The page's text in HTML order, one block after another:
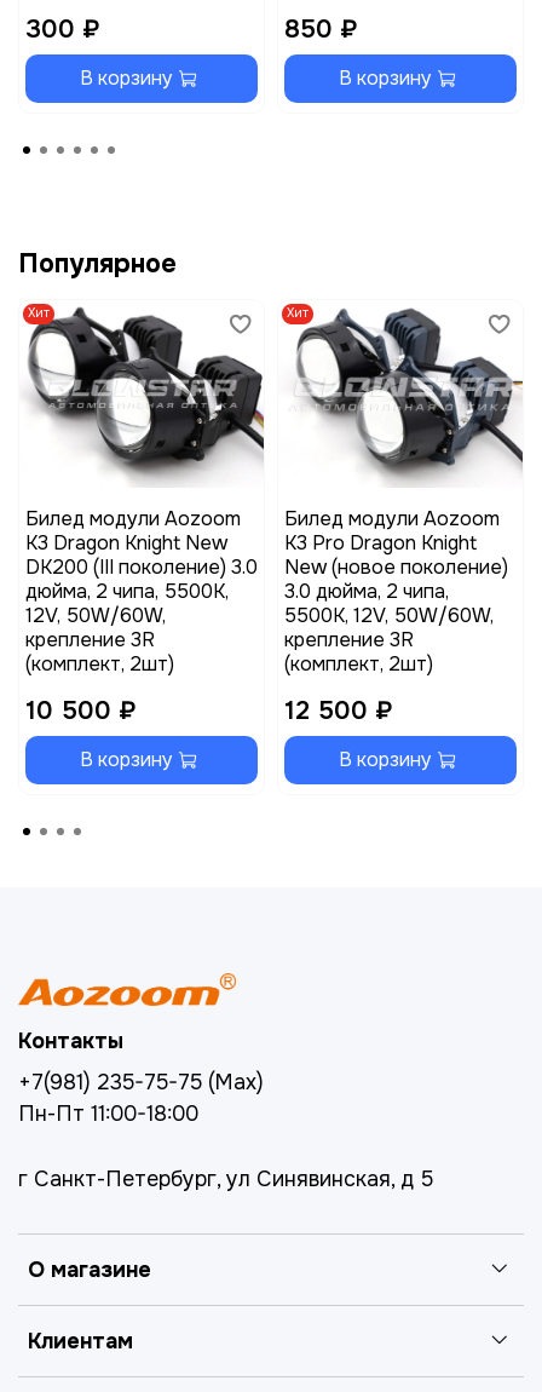
300 ₽
В корзину
850 ₽
В корзину
Популярное
Хит
Билед модули Aozoom
K3 Dragon Knight New
DK200 (III поколение) 3.0
дюйма, 2 чипа, 5500K,
12V, 50W/60W,
крепление 3R
(комплект, 2шт)
10 500 ₽
В корзину
Хит
Билед модули Aozoom
K3 Pro Dragon Knight
New (новое поколение)
3.0 дюйма, 2 чипа,
5500K, 12V, 50W/60W,
крепление 3R
(комплект, 2шт)
12 500 ₽
В корзину
О магазине
Клиентам
Контакты
+7(981) 235-75-75 (Max)
Пн-Пт 11:00-18:00
г Санкт-Петербург, ул Синявинская, д 5